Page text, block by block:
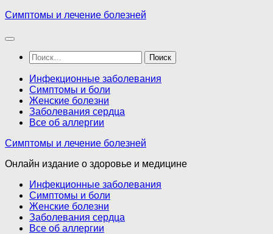
Перейти
содержимому
Симптомы и лечение болезней
Найти:
Инфекционные заболевания
Симптомы и боли
Женские болезни
Заболевания сердца
Все об аллергии
Симптомы и лечение болезней
Онлайн издание о здоровье и медицине
Инфекционные заболевания
Симптомы и боли
Женские болезни
Заболевания сердца
Все об аллергии